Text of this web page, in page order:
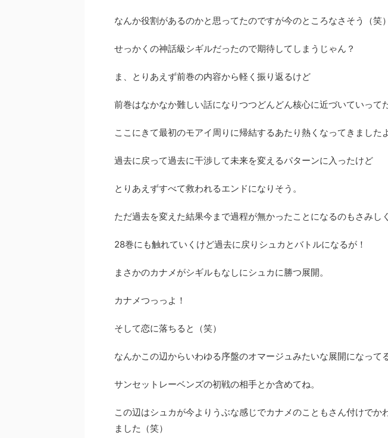
なんか役割があるのかと思ってたのですが今のところなさそう（笑）
せっかくの神話級シギルだったので期待してしまうじゃん？
ま、とりあえず前巻の内容から軽く振り返るけど
前巻はなかなか難しい話になりつつどんどん核心に近づいていってた
ここにきて最初のモアイ周りに帰結するあたり熱くなってきましたよ
過去に戻って過去に干渉して未来を変えるパターンに入ったけど
とりあえずすべて救われるエンドになりそう。
ただ過去を変えた結果今まで過程が無かったことになるのもさみし
28巻にも触れていくけど過去に戻りシュカとバトルになるが！
まさかのカナメがシギルもなしにシュカに勝つ展開。
カナメつっっよ！
そして恋に落ちると（笑）
なんかこの辺からいわゆる序盤のオマージュみたいな展開になって
サンセットレーベンズの初戦の相手とか含めてね。
この辺はシュカが今よりうぶな感じでカナメのこともさん付けでか
ました（笑）